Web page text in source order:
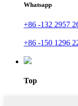
Whatsapp
+86 -132 2957
+86 -150 1296
Top